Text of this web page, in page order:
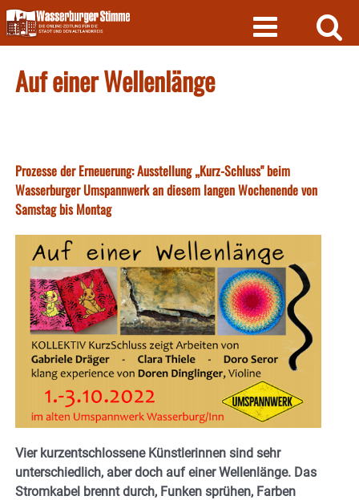
Skip
to
content
Auf einer Wellenlänge
Prozesse der Erneuerung: Ausstellung „Kurz-Schluss" beim
Wasserburger Umspannwerk an diesem langen Wochenende von
Samstag bis Montag
Vier kurzentschlossene Künstlerinnen sind sehr
unterschiedlich, aber doch auf einer Wellenlänge. Das
Stromkabel brennt durch, Funken sprühen, Farben